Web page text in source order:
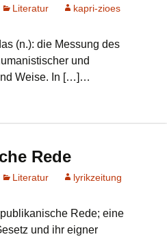
Literatur kapri-zioes
(n.): die Messung des
und
Weise. In […]…
Rede
Literatur lyrikzeitung
Rede; eine
und ihr eigner